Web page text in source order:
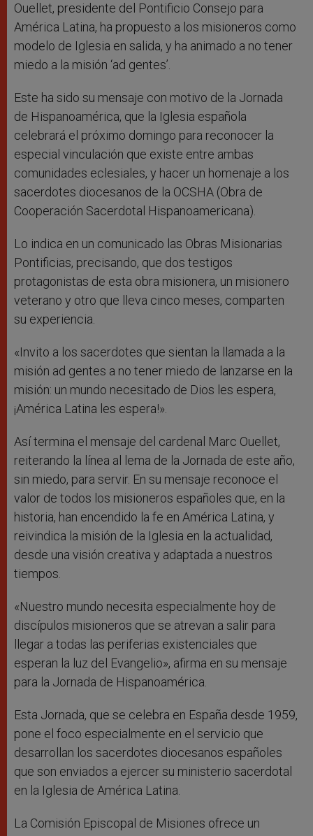
Ouellet, presidente del Pontificio Consejo para
América Latina, ha propuesto a los misioneros como
modelo de Iglesia en salida, y ha animado a no tener
miedo a la misión ‘ad gentes’.
Este ha sido su mensaje con motivo de la Jornada
de Hispanoamérica, que la Iglesia española
celebrará el próximo domingo para reconocer la
especial vinculación que existe entre ambas
comunidades eclesiales, y hacer un homenaje a los
sacerdotes diocesanos de la OCSHA (Obra de
Cooperación Sacerdotal Hispanoamericana).
Lo indica en un comunicado las Obras Misionarias
Pontificias, precisando, que dos testigos
protagonistas de esta obra misionera, un misionero
veterano y otro que lleva cinco meses, comparten
su experiencia.
«Invito a los sacerdotes que sientan la llamada a la
misión ad gentes a no tener miedo de lanzarse en la
misión: un mundo necesitado de Dios les espera,
¡América Latina les espera!».
Así termina el mensaje del cardenal Marc Ouellet,
reiterando la línea al lema de la Jornada de este año,
sin miedo, para servir. En su mensaje reconoce el
valor de todos los misioneros españoles que, en la
historia, han encendido la fe en América Latina, y
reivindica la misión de la Iglesia en la actualidad,
desde una visión creativa y adaptada a nuestros
tiempos.
«Nuestro mundo necesita especialmente hoy de
discípulos misioneros que se atrevan a salir para
llegar a todas las periferias existenciales que
esperan la luz del Evangelio», afirma en su mensaje
para la Jornada de Hispanoamérica.
Esta Jornada, que se celebra en España desde 1959,
pone el foco especialmente en el servicio que
desarrollan los sacerdotes diocesanos españoles
que son enviados a ejercer su ministerio sacerdotal
en la Iglesia de América Latina.
La Comisión Episcopal de Misiones ofrece un